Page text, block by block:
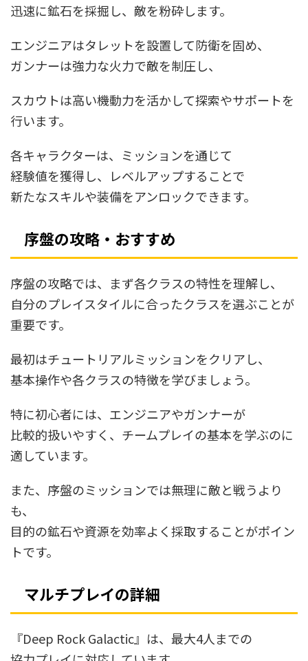
迅速に鉱石を採掘し、敵を粉砕します。
エンジニアはタレットを設置して防衛を固め、
ガンナーは強力な火力で敵を制圧し、
スカウトは高い機動力を活かして探索やサポートを
行います。
各キャラクターは、ミッションを通じて
経験値を獲得し、レベルアップすることで
新たなスキルや装備をアンロックできます。
序盤の攻略・おすすめ
序盤の攻略では、まず各クラスの特性を理解し、
自分のプレイスタイルに合ったクラスを選ぶことが
重要です。
最初はチュートリアルミッションをクリアし、
基本操作や各クラスの特徴を学びましょう。
特に初心者には、エンジニアやガンナーが
比較的扱いやすく、チームプレイの基本を学ぶのに
適しています。
また、序盤のミッションでは無理に敵と戦うより
も、
目的の鉱石や資源を効率よく採取することがポイン
トです。
マルチプレイの詳細
『Deep Rock Galactic』は、最大4人までの